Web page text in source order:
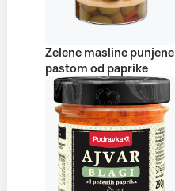
Zelene masline punjene
pastom od paprike